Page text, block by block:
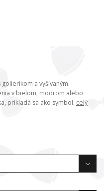
a vyšívaným
v bielom, modrom alebo
prikladá sa ako symbol. celý